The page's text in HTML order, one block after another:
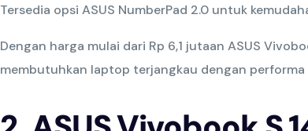
Tersedia opsi ASUS NumberPad 2.0 untuk
Dengan harga mulai dari Rp 6,1 jutaan ASUS
membutuhkan laptop terjangkau dengan performa